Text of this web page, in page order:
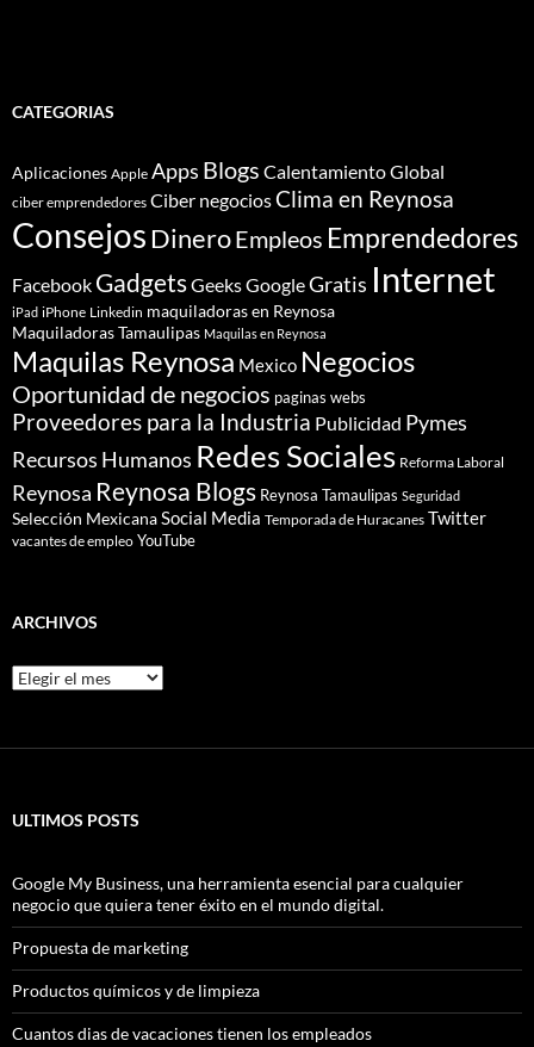
CATEGORIAS
Aplicaciones Apple Apps Blogs Calentamiento Global
ciber emprendedores Ciber negociosClima en Reynosa
ConsejosDineroEmpleos Emprendedores
Facebook GadgetsGeeksGoogleGratis Internet
iPad iPhone Linkedin maquiladoras en Reynosa
Maquiladoras Tamaulipas Maquilas en Reynosa
Maquilas Reynosa Mexico Negocios
Oportunidad de negocios paginas webs
Proveedores para la Industria Publicidad Pymes
Recursos Humanos Redes Sociales Reforma Laboral
Reynosa Reynosa Blogs Reynosa Tamaulipas Seguridad
Selección MexicanaSocial Media Temporada de Huracanes Twitter
vacantes de empleo YouTube
ARCHIVOS
Archivos
ULTIMOS POSTS
Google My Business, una herramienta esencial para cualquier
negocio que quiera tener éxito en el mundo digital.
Propuesta de marketing
Productos químicos y de limpieza
Cuantos dias de vacaciones tienen los empleados